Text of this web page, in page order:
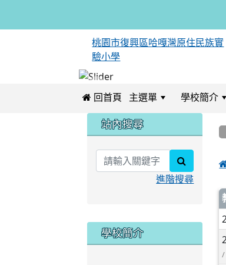
桃園市復興區哈嘎灣原住民族實
驗小學
 回首頁 主選單 學校簡介
站內搜尋
進階搜尋
學校簡介